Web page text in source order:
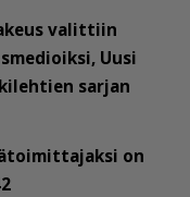
valittiin
Uusi
sarjan
on